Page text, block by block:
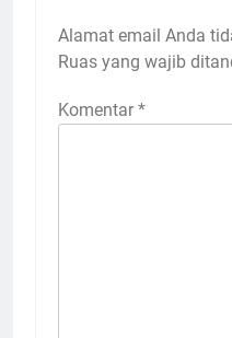
Alamat email Anda
Ruas yang wajib
Komentar *